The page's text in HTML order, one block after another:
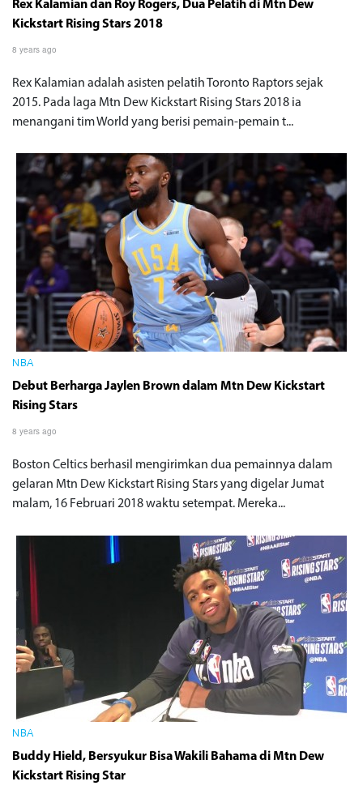
Rex Kalamian dan Roy Rogers, Dua Pelatih di Mtn Dew
Kickstart Rising Stars 2018
8 years ago
Rex Kalamian adalah asisten pelatih Toronto Raptors sejak
2015. Pada laga Mtn Dew Kickstart Rising Stars 2018 ia
menangani tim World yang berisi pemain-pemain t...
NBA
Debut Berharga Jaylen Brown dalam Mtn Dew Kickstart
Rising Stars
8 years ago
Boston Celtics berhasil mengirimkan dua pemainnya dalam
gelaran Mtn Dew Kickstart Rising Stars yang digelar Jumat
malam, 16 Februari 2018 waktu setempat. Mereka...
NBA
Buddy Hield, Bersyukur Bisa Wakili Bahama di Mtn Dew
Kickstart Rising Star